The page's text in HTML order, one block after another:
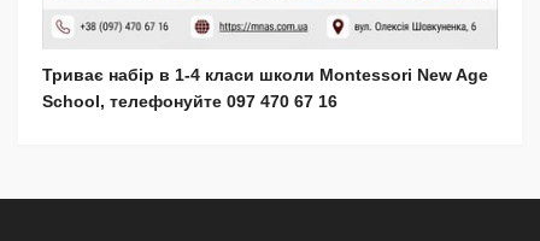
Триває набір в 1-4 класи школи Montessori New Age
School, телефонуйте 097 470 67 16